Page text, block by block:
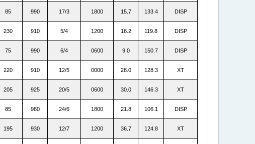
85 990 17/3 1800 15.7 133.4 DISP
230 910 5/4 1200 18.2 119.8 DISP
75 990 6/4 0600 9.0 150.7 DISP
220 910 12/5 0000 28.0 128.3 XT
205 925 20/5 0600 30.0 146.3 XT
85 980 24/6 1800 21.8 106.1 DISP
195 930 12/7 1200 36.7 124.8 XT